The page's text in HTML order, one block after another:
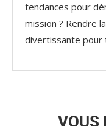
tendances pour
mission ? Rendre
divertissante pour
VOUS